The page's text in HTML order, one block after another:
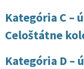
Kategória C –
Celoštátne
Kategória D –